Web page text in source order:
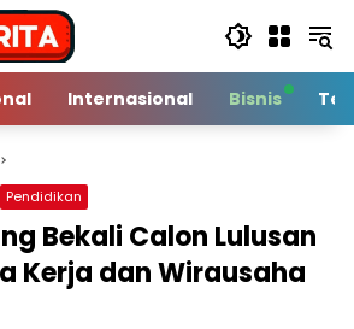
Internasional Bisnis
Pendidikan
Bekali Calon Lulusan
Kerja dan Wirausaha